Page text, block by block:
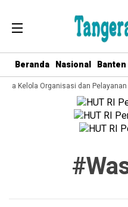
Beranda Nasional Banten
Kelola Organisasi dan